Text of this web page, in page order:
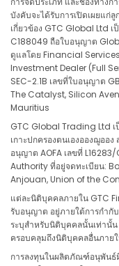
บังคับจะได้รับการเปิดเผยแก่
เกี่ยวข้อง GTC Global Ltd
C188049 ถือใบอนุญาต
ดูแลโดย Financial
Investment Dealer (Full
SEC-2.1B เลขที่ใบอนุญาต
The Catalyst, Silicon
Mauritius
GTC Global Trading Ltd
เกาะปกครองตนเองอองฌูออ
อนุญาต AOFA เลขที่
Authority ที่อยู่จดทะเบียน:
Anjouan, Union of the
แต่ละนิติบุคคลภายใน GTC
รับอนุญาต อยู่ภายใต้การกำกั
ระบุสำหรับนิติบุคคลนั้นเท่านั้
ครอบคลุมถึงนิติบุคคลอื่นภาย
การลงทุนในผลิตภัณฑ์อนุพันธ์